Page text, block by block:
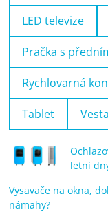
LED televize
Pračka s
Rychlovarná
Tablet
letní
Vysavače na okna,
námahy?